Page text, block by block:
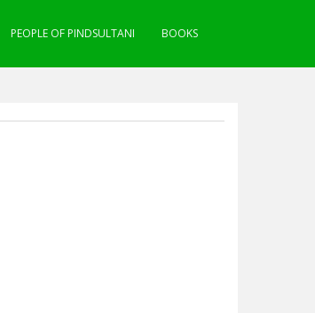
PEOPLE OF PINDSULTANI BOOKS